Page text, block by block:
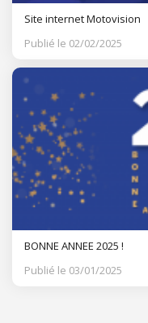
Site internet Motovision
Publié le 02/02/2025
BONNE ANNEE 2025 !
Publié le 03/01/2025